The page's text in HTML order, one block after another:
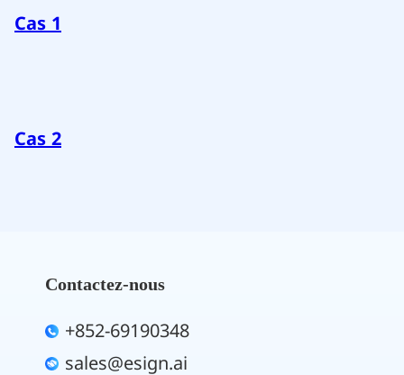
Cas 1
Cas 2
Contactez-nous
+852-69190348
sales@esign.ai